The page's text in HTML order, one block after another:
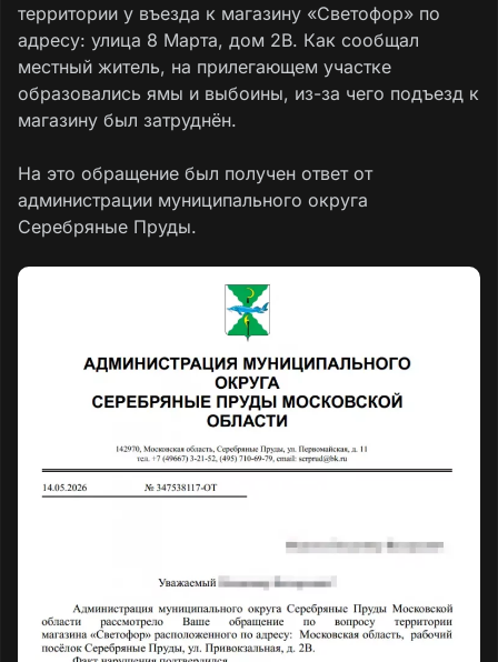
территории у въезда к магазину «Светофор» по
адресу: улица 8 Марта, дом 2В. Как сообщал
местный житель, на прилегающем участке
образовались ямы и выбоины, из-за чего подъезд к
магазину был затруднён.
На это обращение был получен ответ от
администрации муниципального округа
Серебряные Пруды.